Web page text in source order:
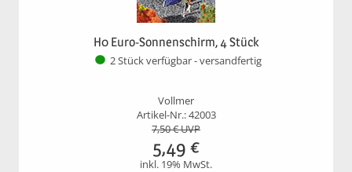
H0 Euro-Sonnenschirm, 4 Stück
2 Stück verfügbar - versandfertig
Vollmer
Artikel-Nr.: 42003
7,50€ UVP
5,49 €
inkl. 19% MwSt.